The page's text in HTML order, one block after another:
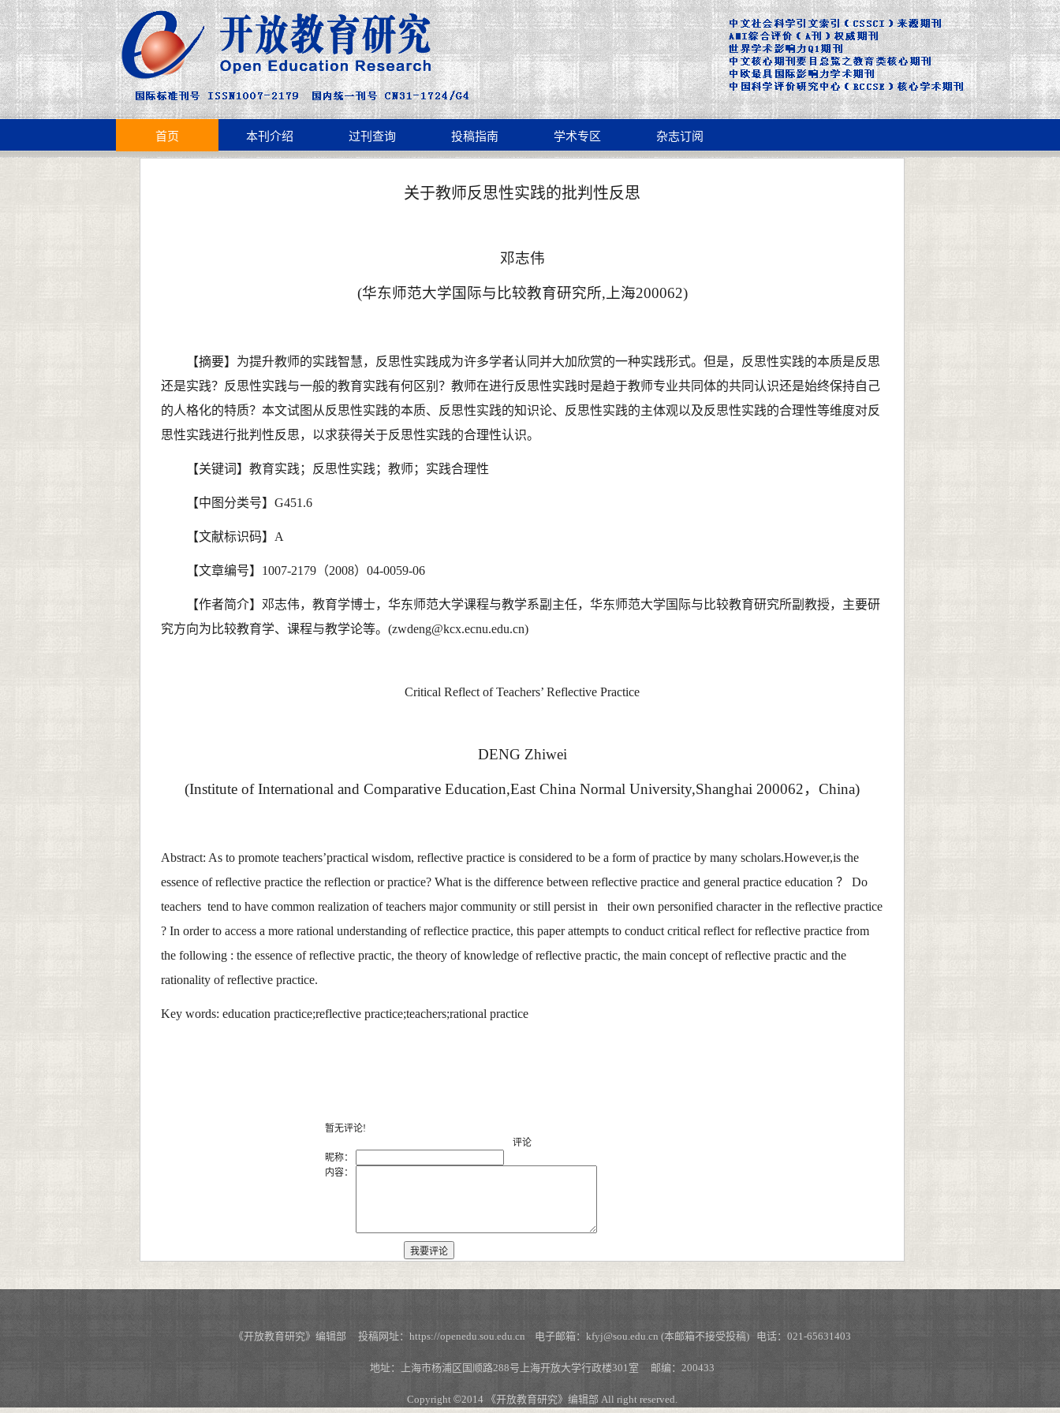
首页 本刊介绍 过刊查询 投稿指南 学术专区 杂志订阅
关于教师反思性实践的批判性反思
邓志伟
(华东师范大学国际与比较教育研究所, 上海200062)
【摘要】为提升教师的实践智慧，反思性实践成为许多学者认同并大加欣赏的一种实践形式。但是，反思性实践的本质是反思
还是实践？反思性实践与一般的教育实践有何区别？教师在进行反思性实践时是趋于教师专业共同体的共同认识还是始终保持自己
的人格化的特质？本文试图从反思性实践的本质、反思性实践的知识论、反思性实践的主体观以及反思性实践的合理性等维度对反
思性实践进行批判性反思，以求获得关于反思性实践的合理性认识。
【关键词】教育实践；反思性实践；教师；实践合理性
【中图分类号】 G451.6
【文献标识码】 A
【文章编号】 1007-2179（2008） 04-0059-06
【作者简介】邓志伟，教育学博士，华东师范大学课程与教学系副主任，华东师范大学国际与比较教育研究所副教授，主要研
究方向为比较教育学、课程与教学论等。 (zwdeng@kcx.ecnu.edu.cn)
Critical Reflect of Teachers’ Reflective Practice
DENG Zhiwei
(Institute of International and Comparative Education,East China Normal University,Shanghai 200062， China)
Abstract: As to promote teachers’practical wisdom, reflective practice is considered to be a form of practice by many scholars.However,is the
essence of reflective practice the reflection or practice? What is the difference between reflective practice and general practice education ？
Do
teachers tend to have common realization of teachers major community or still persist in
their own personified character in the reflective practice
? In order to access a more rational understanding of reflectice practice, this paper attempts to conduct critical reflect for reflective practice from
the following : the essence of reflective practic, the theory of knowledge of reflective practic, the main concept of reflective practic and the
rationality of reflective practice.
Key words: education practice;reflective practice;teachers;rational practice
暂无评论!
评论
昵称：
内容：
《开放教育研究》编辑部 投稿网址：https://openedu.sou.edu.cn 电子邮箱：kfyj@sou.edu.cn (本邮箱不接受投稿) 电话：021-65631403
地址：上海市杨浦区国顺路288号上海开放大学行政楼301室 邮编：200433
Copyright ©2014 《开放教育研究》编辑部 All right reserved.